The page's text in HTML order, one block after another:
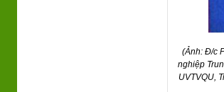
(Ảnh: Đ/c
nghiệp
UVTVQU,